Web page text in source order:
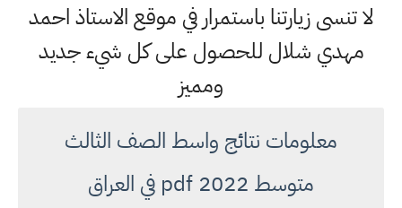
لا تنسى زيارتنا باستمرار في موقع الاستاذ احمد
مهدي شلال للحصول على كل شيء جديد
ومميز
معلومات نتائج واسط الصف الثالث
متوسط 2022 pdf في العراق